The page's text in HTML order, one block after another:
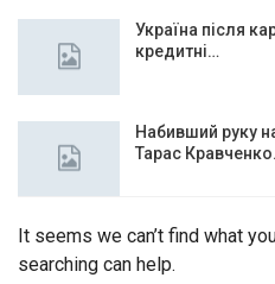
Україна після
кредитні…
Набивший руку
Тарас
It seems we can’t find what
searching can help.